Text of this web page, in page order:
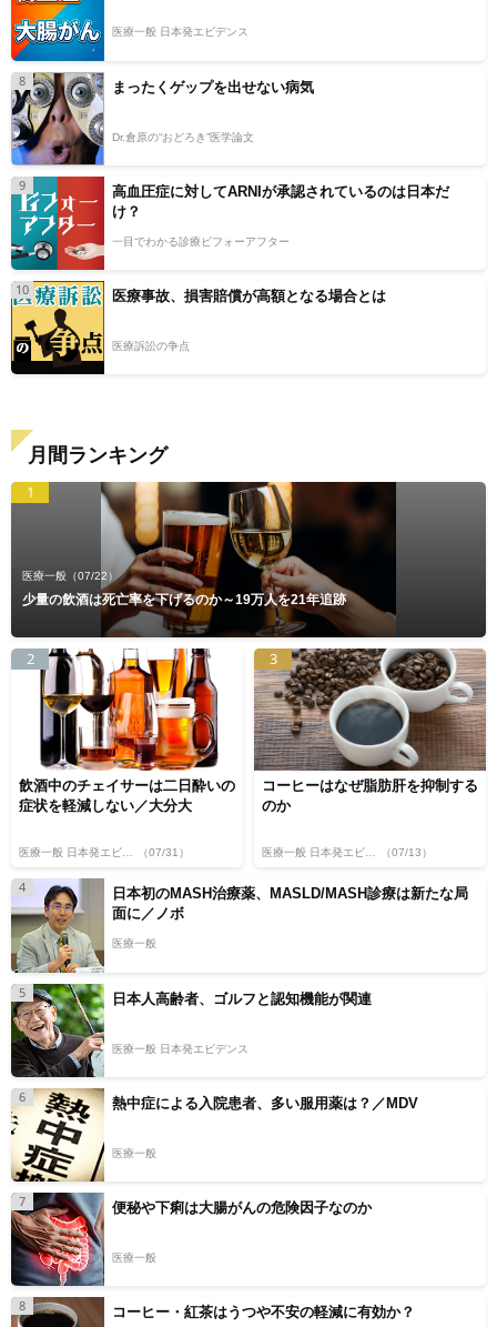
医療一般 日本発エビデンス
8 まったくゲップを出せない病気
Dr.倉原の“おどろき”医学論文
9
高血圧症に対してARNIが承認されているのは日本だ
け？
一目でわかる診療ビフォーアフター
10 医療事故、損害賠償が高額となる場合とは
医療訴訟の争点
月間ランキング
1
医療一般 （07/22）
少量の飲酒は死亡率を下げるのか～19万人を21年追跡
2
飲酒中のチェイサーは二日酔いの
症状を軽減しない／大分大
医療一般 日本発エビデンス （07/31）
3
コーヒーはなぜ脂肪肝を抑制する
のか
医療一般 日本発エビデンス （07/13）
4
日本初のMASH治療薬、MASLD/MASH診療は新たな局
面に／ノボ
医療一般
5 日本人高齢者、ゴルフと認知機能が関連
医療一般 日本発エビデンス
6 熱中症による入院患者、多い服用薬は？／MDV
医療一般
7 便秘や下痢は大腸がんの危険因子なのか
医療一般
8 コーヒー・紅茶はうつや不安の軽減に有効か？